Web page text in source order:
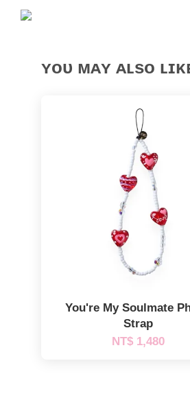
ʏᴏᴜ ᴍᴀʏ ᴀʟsᴏ
You're My Soulmate
Strap
NT$ 1,480